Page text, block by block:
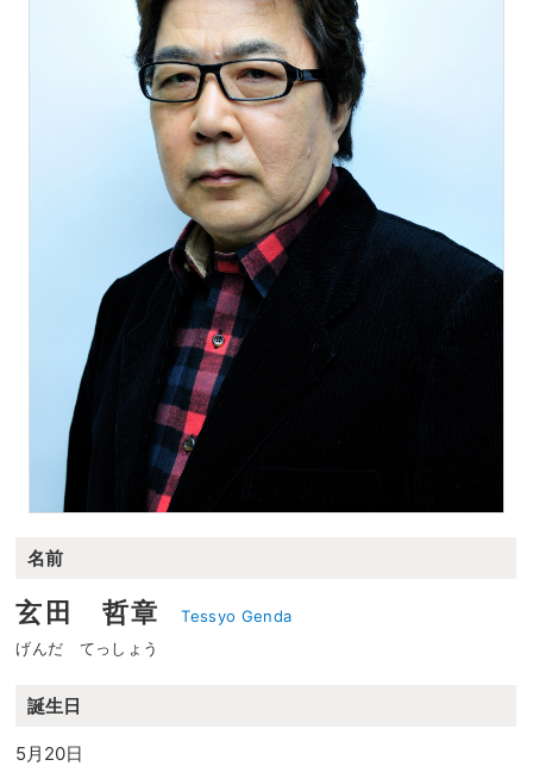
名前
玄田 哲章
Tessyo Genda
げんだ てっしょう
誕生日
5月20日